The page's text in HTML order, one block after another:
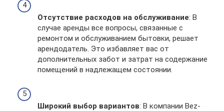
Отсутствие расходов на обслуживание: В
случае аренды все вопросы, связанные с
ремонтом и обслуживанием бытовки, решает
арендодатель. Это избавляет вас от
дополнительных забот и затрат на содержание
помещений в надлежащем состоянии.
Широкий выбор вариантов: В компании Bez-